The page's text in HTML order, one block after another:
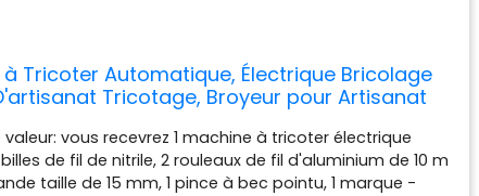
à Tricoter Automatique, Électrique Bricolage
Tricotage, Broyeur pour Artisanat
vous recevrez 1 machine à tricoter électrique
de fil de nitrile, 2 rouleaux de fil d'aluminium de 10 m
taille de 15 mm, 1 pince à bec pointu, 1 marque -